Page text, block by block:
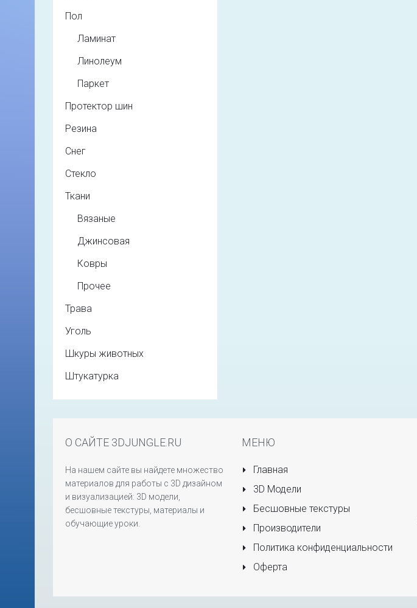
Пол
Ламинат
Линолеум
Паркет
Протектор шин
Резина
Снег
Стекло
Ткани
Вязаные
Джинсовая
Ковры
Прочее
Трава
Уголь
Шкуры животных
Штукатурка
О САЙТЕ 3DJUNGLE.RU
На нашем сайте вы найдете множество
материалов для работы с 3D дизайном
и визуализацией: 3D модели,
бесшовные текстуры, материалы и
обучающие уроки.
МЕНЮ
Главная
3D Модели
Бесшовные текстуры
Производители
Политика конфиденциальности
Оферта